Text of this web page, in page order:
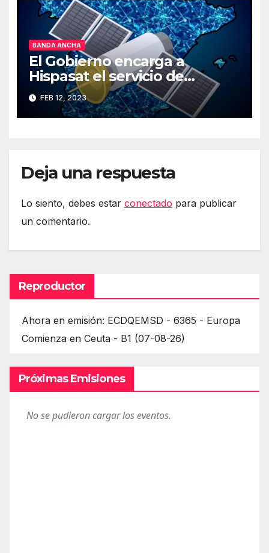
BANDA ANCHA
El Gobierno encarga a
Hispasat el servicio de
Internet rápido por satélite
FEB 12, 2023
Deja una respuesta
Lo siento, debes estar conectado para publicar
un comentario.
Reproductor
Ahora en emisión: ECDQEMSD - 6365 - Europa
Comienza en Ceuta - B1 (07-08-26)
Próximas Emisiones